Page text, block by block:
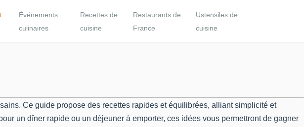
Événements
culinaires
Recettes de
cuisine
Restaurants de
France
Ustensiles de
cuisine
Ce guide propose des recettes rapides et équilibrées, alliant simplicité et
un dîner rapide ou un déjeuner à emporter, ces idées vous permettront de gagner